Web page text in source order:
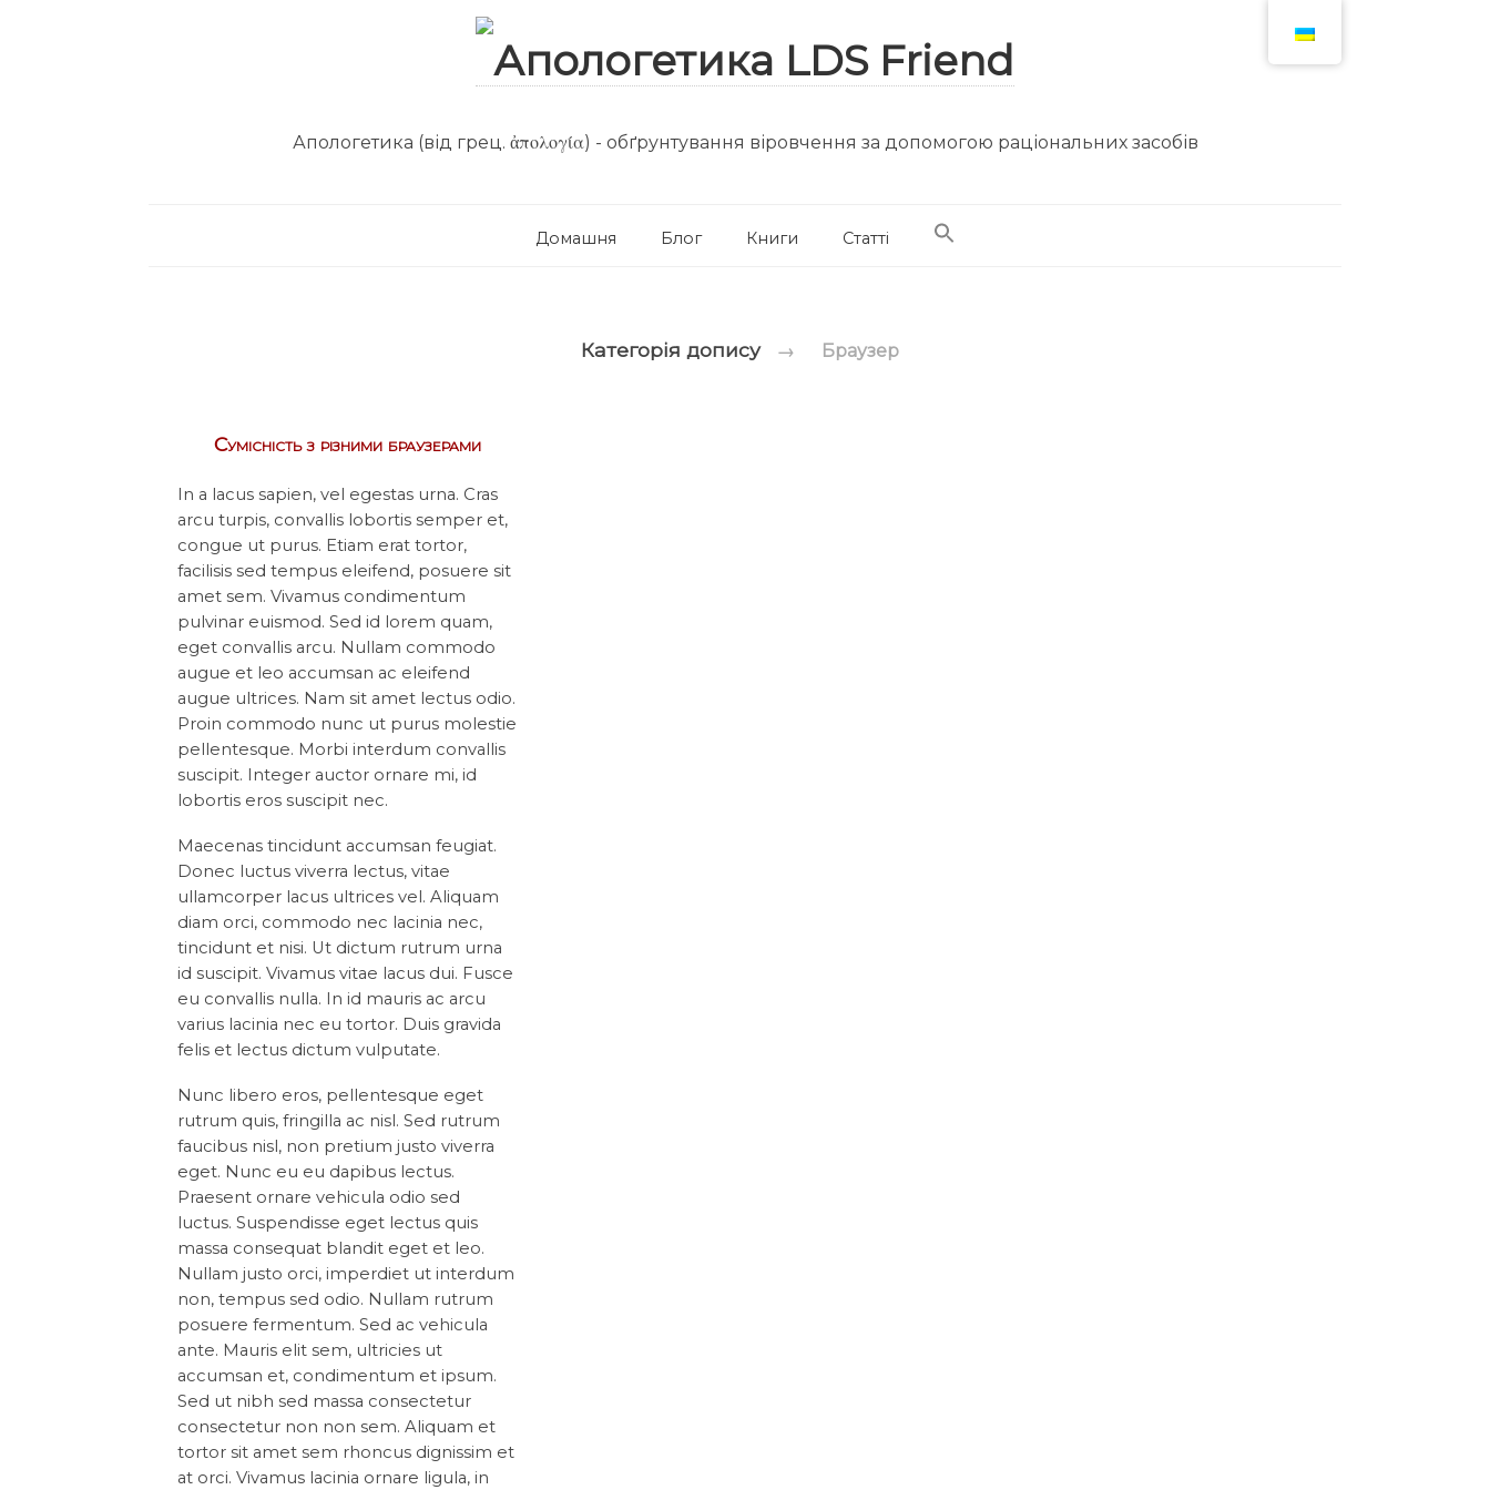
Апологетика (від грец. ἀπολογία) - обґрунтування віровчення за допомогою раціональних засобів
Домашня Блог Книги Статті
Категорія допису → Браузер
Сумісність з різними браузерами
In a lacus sapien, vel egestas urna. Cras
arcu turpis, convallis lobortis semper et,
congue ut purus. Etiam erat tortor,
facilisis sed tempus eleifend, posuere sit
amet sem. Vivamus condimentum
pulvinar euismod. Sed id lorem quam,
eget convallis arcu. Nullam commodo
augue et leo accumsan ac eleifend
augue ultrices. Nam sit amet lectus odio.
Proin commodo nunc ut purus molestie
pellentesque. Morbi interdum convallis
suscipit. Integer auctor ornare mi, id
lobortis eros suscipit nec.
Maecenas tincidunt accumsan feugiat.
Donec luctus viverra lectus, vitae
ullamcorper lacus ultrices vel. Aliquam
diam orci, commodo nec lacinia nec,
tincidunt et nisi. Ut dictum rutrum urna
id suscipit. Vivamus vitae lacus dui. Fusce
eu convallis nulla. In id mauris ac arcu
varius lacinia nec eu tortor. Duis gravida
felis et lectus dictum vulputate.
Nunc libero eros, pellentesque eget
rutrum quis, fringilla ac nisl. Sed rutrum
faucibus nisl, non pretium justo viverra
eget. Nunc eu eu dapibus lectus.
Praesent ornare vehicula odio sed
luctus. Suspendisse eget lectus quis
massa consequat blandit eget et leo.
Nullam justo orci, imperdiet ut interdum
non, tempus sed odio. Nullam rutrum
posuere fermentum. Sed ac vehicula
ante. Mauris elit sem, ultricies ut
accumsan et, condimentum et ipsum.
Sed ut nibh sed massa consectetur
consectetur non non sem. Aliquam et
tortor sit amet sem rhoncus dignissim et
at orci. Vivamus lacinia ornare ligula, in